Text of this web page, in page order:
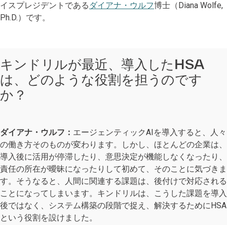
イスプレジデントである ダイアナ・ウルフ博士（Diana Wolfe,
Ph.D.）です。
キンドリルが最近、導入したHSA
は、どのような役割を担うのです
か？
ダイアナ・ウルフ： エージェンティックAIを導入すると、人々
の働き方そのものが変わります。しかし、ほとんどの企業は、
導入後に活用が停滞したり、意思決定が機能しなくなったり、
責任の所在が曖昧になったりして初めて、そのことに気づきま
す。そうなると、人間に関連する課題は、後付けで対応される
ことになってしまいます。キンドリルは、こうした課題を導入
後ではなく、システム構築の段階で捉え、解決するためにHSA
という役割を設けました。